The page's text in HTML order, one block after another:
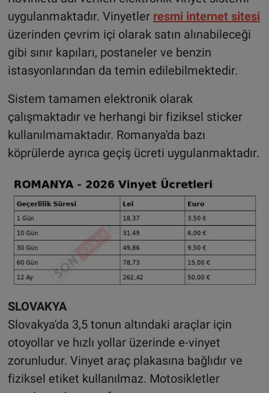
uygulanmaktadır. Vinyetler resmi internet sitesi
üzerinden çevrim içi olarak satın alınabileceği
gibi sınır kapıları, postaneler ve benzin
istasyonlarından da temin edilebilmektedir.
Sistem tamamen elektronik olarak
çalışmaktadır ve herhangi bir fiziksel sticker
kullanılmamaktadır. Romanya'da bazı
köprülerde ayrıca geçiş ücreti uygulanmaktadır.
SLOVAKYA
Slovakya'da 3,5 tonun altındaki araçlar için
otoyollar ve hızlı yollar üzerinde e-vinyet
zorunludur. Vinyet araç plakasına bağlıdır ve
fiziksel etiket kullanılmaz. Motosikletler